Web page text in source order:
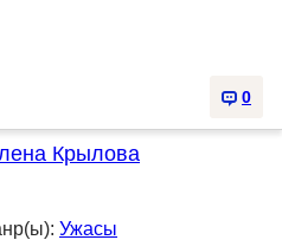
0
Крылова
Ужасы